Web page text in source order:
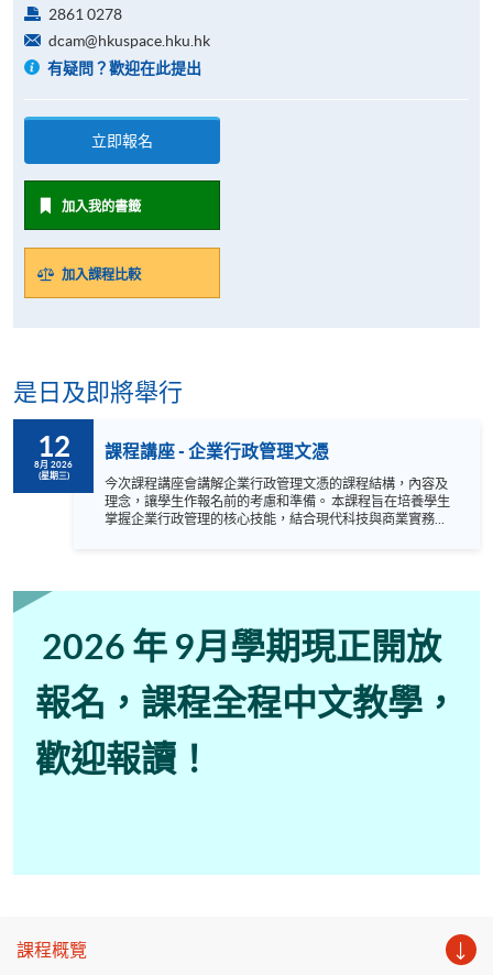
2861 0278
dcam@hkuspace.hku.hk
有疑問？歡迎在此提出
立即報名
加入我的書籤
加入課程比較
是日及即將舉行
12
8月 2026
(星期三)
課程講座 - 企業行政管理文憑
今次課程講座會講解企業行政管理文憑的課程結構，內容及
理念，讓學生作報名前的考慮和準備。 本課程旨在培養學生
掌握企業行政管理的核心技能，結合現代科技與商業實務，
2026 年 9月學期現正開放
報名，課程全程中文教學，
歡迎報讀！
課程概覽